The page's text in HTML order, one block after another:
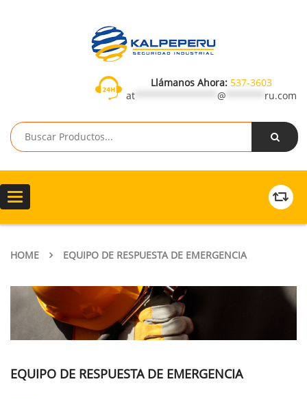
Llámanos Ahora: 537-3603
at
@ ru.com
Toggle
navigation
HOME EQUIPO DE RESPUESTA DE EMERGENCIA
EQUIPO DE RESPUESTA DE EMERGENCIA